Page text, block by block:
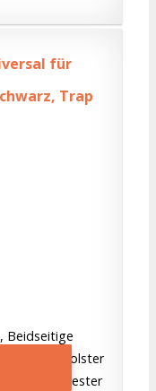
für
Trap
Beidseitige
Rückstoßpolster
65% Polyester